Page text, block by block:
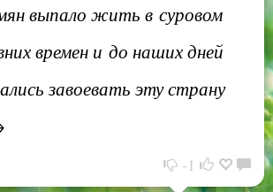
выпало жить в суровом
времен и до наших дней
завоевать эту страну
-1